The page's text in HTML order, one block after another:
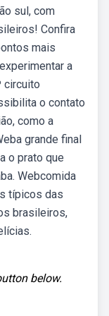
sul, com
Confira
mais
a
circuito
o contato
como a
grande final
o prato que
Webcomida
típicos das
brasileiros,
below.